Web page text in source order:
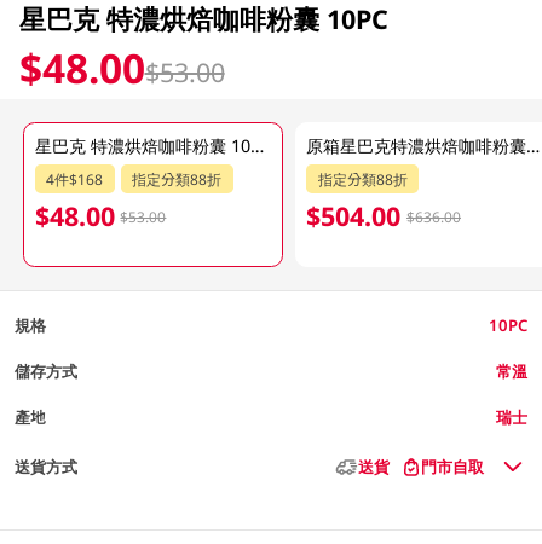
星巴克 特濃烘焙咖啡粉囊 10PC
$48.00$53.00
星巴克 特濃烘焙咖啡粉囊 10PC
4件$168 指定分類88折
$48.00 $53.00
原箱星巴克特濃烘焙咖啡粉囊 1CS
指定分類88折
$504.00 $636.00
規格 10PC
儲存方式 常溫
產地 瑞士
送貨方式 送貨 門市自取